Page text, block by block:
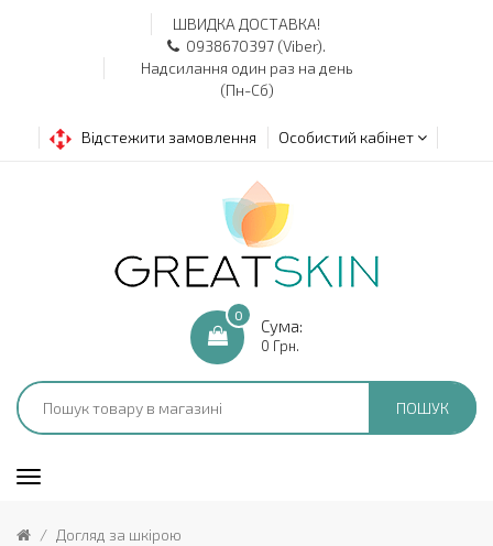
ШВИДКА ДОСТАВКА!
0938670397 (Viber).
Надсилання один раз на день
(Пн-Сб)
Відстежити замовлення Особистий кабінет
0
Сума:
0 Грн.
ПОШУК
Догляд за шкірою